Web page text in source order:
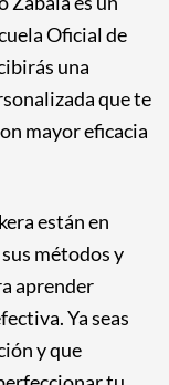
Oficial de
una
que te
mayor eficacia
están en
métodos y
aprender
Ya seas
y que